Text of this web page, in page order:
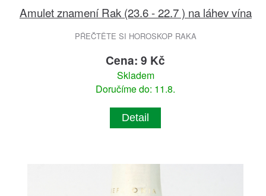
Amulet znamení Rak (23.6 - 22.7 ) na láhev vína
PŘEČTĚTE SI HOROSKOP RAKA
Cena: 9 Kč
Skladem
Doručíme do: 11.8.
Detail